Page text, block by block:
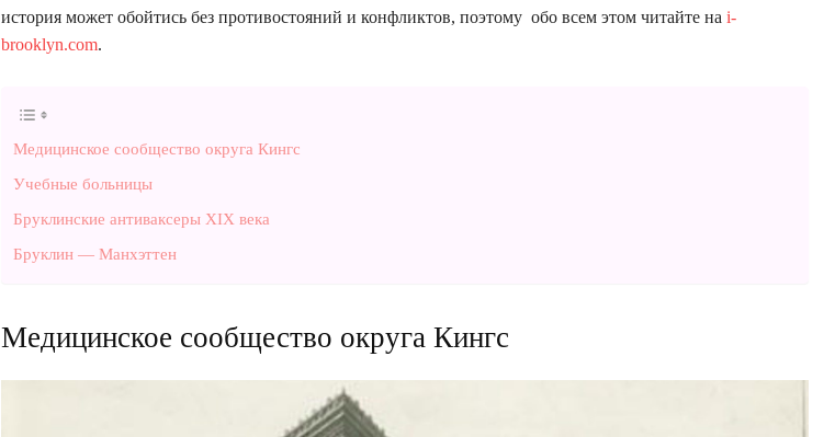
история может обойтись без противостояний и конфликтов, поэтому обо всем этом читайте на i-
brooklyn.com.
Медицинское сообщество округа Кингс
Учебные больницы
Бруклинские антиваксеры XIX века
Бруклин — Манхэттен
Медицинское сообщество округа Кингс